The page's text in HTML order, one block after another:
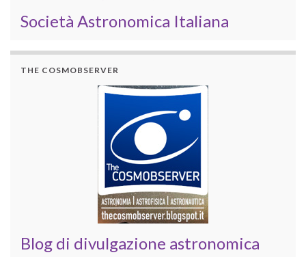
Società Astronomica Italiana
THE COSMOBSERVER
Blog di divulgazione astronomica